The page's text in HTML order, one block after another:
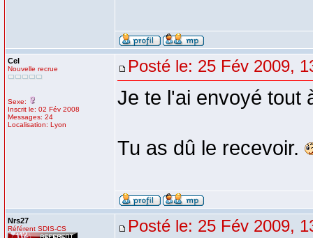
Cel
Nouvelle recrue
Sexe:
Inscrit le: 02 Fév 2008
Messages: 24
Localisation: Lyon
Posté le: 25 Fév 2009,
Je te l'ai envoyé tout
Tu as dû le recevoir.
Nrs27
Référent SDIS-CS Posté le: 25 Fév 2009,